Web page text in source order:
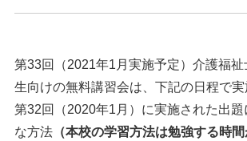
第33回（2021年1月実施予定）介護福
生向けの無料講習会は、下記の日程で実
第32回（2020年1月）に実施された出
な方法（本校の学習方法は勉強する時